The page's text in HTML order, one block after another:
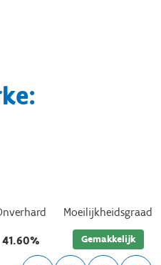
41.60%
Moeilijkheidsgraad
Gemakkelijk